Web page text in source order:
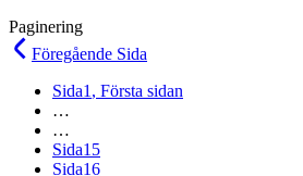
Paginering
Föregående Sida
Sida1 , Första sidan
…
…
Sida15
Sida16